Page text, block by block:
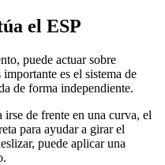
el ESP
puede actuar sobre
es el sistema de
de forma independiente.
de frente en una curva, el
para ayudar a girar el
puede aplicar una